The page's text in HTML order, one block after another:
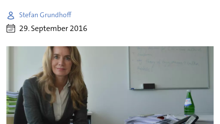
Stefan Grundhoff
29. September 2016